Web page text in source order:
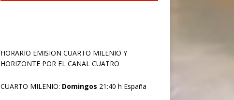
HORARIO EMISION CUARTO MILENIO Y
HORIZONTE POR EL CANAL CUATRO
CUARTO MILENIO: Domingos 21:40 h España